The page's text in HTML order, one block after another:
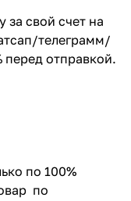
за свой счет на
телеграмм/
перед отправкой.
по 100%
по